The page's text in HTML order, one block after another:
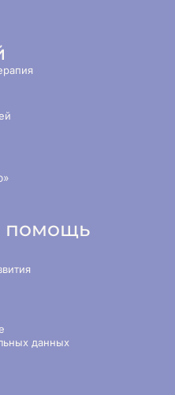
помощь
данных